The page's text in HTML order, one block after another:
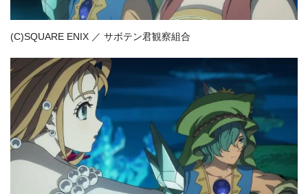
(C)SQUARE ENIX ／ サボテン君観察組合